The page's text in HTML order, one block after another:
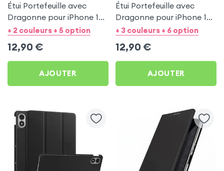
Étui Portefeuille avec
Dragonne pour iPhone 15
Pro Max - Noir Mayaxess
+ 2 couleurs + 5 option
12,90 €
AJOUTER
Étui Portefeuille avec
Dragonne pour iPhone 13 -
Noir Mayaxess
+ 3 couleurs + 6 option
12,90 €
AJOUTER